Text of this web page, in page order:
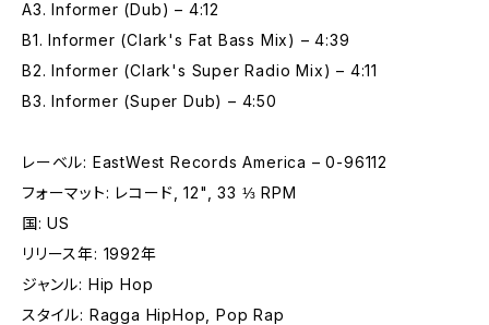
A3. Informer (Dub) – 4:12
B1. Informer (Clark's Fat Bass Mix) – 4:39
B2. Informer (Clark's Super Radio Mix) – 4:11
B3. Informer (Super Dub) – 4:50
レーベル: EastWest Records America – 0-96112
フォーマット: レコード, 12", 33 ⅓ RPM
国: US
リリース年: 1992年
ジャンル: Hip Hop
スタイル: Ragga HipHop, Pop Rap